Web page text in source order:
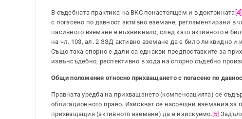
В съдебната практика на ВКС понастоящем и в доктрината [4]
с погасено по давност активно вземане, регламентирани в
пасивното вземане е възникнало, след като активното е
на чл. 103, ал. 2 ЗЗД активно вземане да е било ликвидно и
Също така спорно е дали са еднакви предпоставките за
извънсъдебно, респективно в хода на спорно съдебно
Общи положения относно прихващането с погасено по
Правната уредба на прихващането (компенсацията) се
облигационното право. Изискват се насрещни вземания
прихващащия (активното вземане) да е изискуемо.[5]